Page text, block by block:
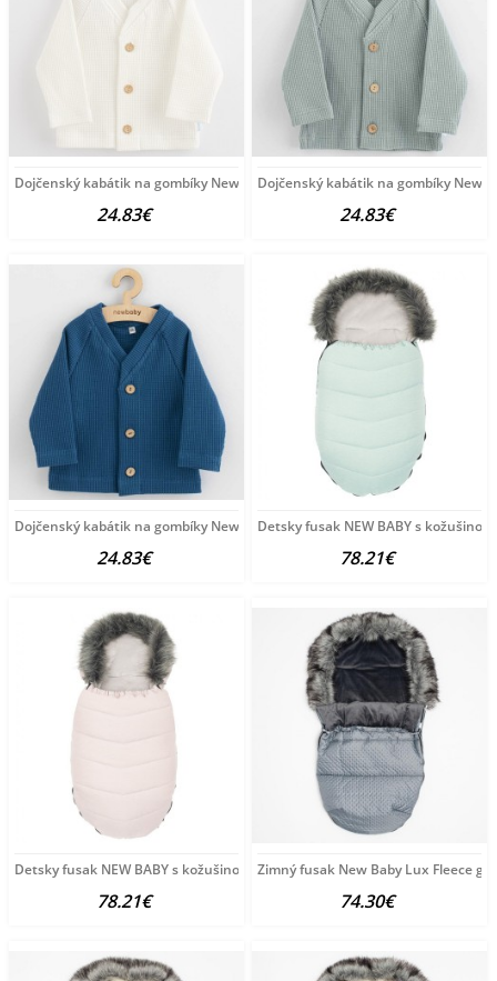
Dojčenský kabátik na gombíky New Baby Luxury clothing
24.83€
Dojčenský kabátik na gombíky New
24.83€
Dojčenský kabátik na gombíky New Baby Luxury clothing
24.83€
Detsky fusak NEW BABY s
78.21€
Detsky fusak NEW BABY s kožušinou dusty pink ružová
78.21€
Zimný fusak New Baby Lux Fleece
74.30€